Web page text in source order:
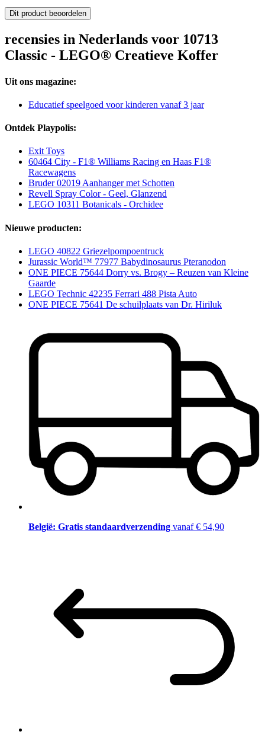
Dit product beoordelen
recensies in Nederlands voor 10713
Classic - LEGO® Creatieve Koffer
Uit ons magazine:
Educatief speelgoed voor kinderen vanaf 3 jaar
Ontdek Playpolis:
Exit Toys
60464 City - F1® Williams Racing en Haas F1®
Racewagens
Bruder 02019 Aanhanger met Schotten
Revell Spray Color - Geel, Glanzend
LEGO 10311 Botanicals - Orchidee
Nieuwe producten:
LEGO 40822 Griezelpompoentruck
Jurassic World™ 77977 Babydinosaurus Pteranodon
ONE PIECE 75644 Dorry vs. Brogy – Reuzen van Kleine
Gaarde
LEGO Technic 42235 Ferrari 488 Pista Auto
ONE PIECE 75641 De schuilplaats van Dr. Hiriluk
België: Gratis standaardverzending vanaf € 54,90